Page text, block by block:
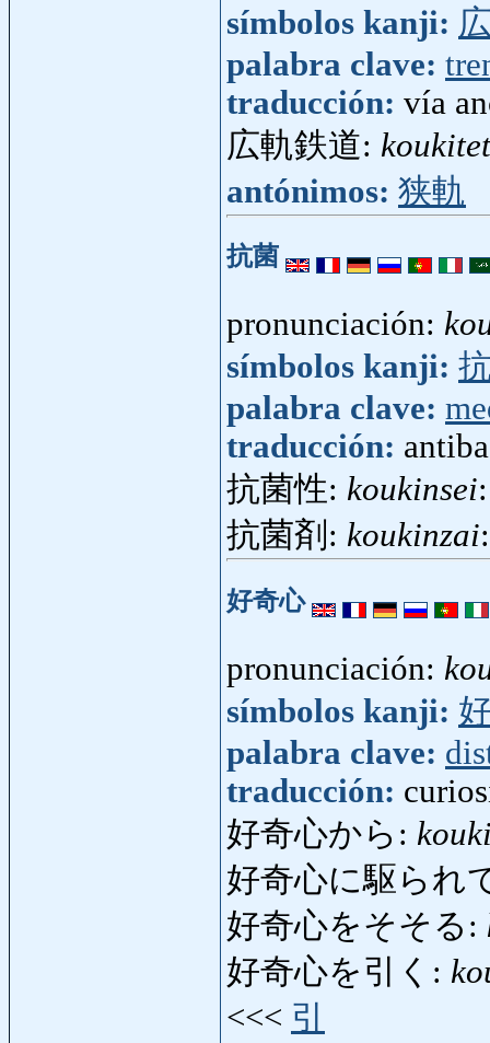
símbolos kanji:
palabra clave:
traducción: vía
広軌鉄道:
antónimos: 狭軌
抗菌
pronunciación:
símbolos kanji:
palabra clave:
traducción:
抗菌性: koukinsei
抗菌剤: koukinzai
好奇心
pronunciación:
símbolos kanji:
palabra clave:
traducción:
好奇心から:
好奇心に駆られ
好奇心をそそる:
好奇心を引く:
<<< 引